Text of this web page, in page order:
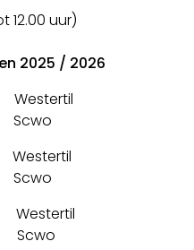
12.00 uur)
2025 / 2026
Scwo
Scwo